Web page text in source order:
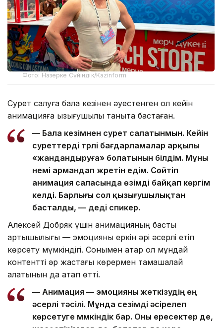
Фото: Назерке Сүйіндік/Kazinform
Сурет салуға бала кезінен әуестенген ол кейін
анимацияға қызығушылық таныта бастаған.
— Бала кезімнен сурет салатынмын. Кейін
суреттерді түрлі бағдарламалар арқылы
«жандандыруға» болатынын білдім. Мұны
үнемі армандап жүретін едім. Сөйтіп
анимация саласында өзімді байқап көргім
келді. Барлығы сол қызығушылықтан
басталды, — деді спикер.
Алексей Добряк үшін анимацияның басты
артықшылығы — эмоцияны еркін әрі әсерлі етіп
көрсету мүмкіндігі. Сонымен қатар ол мұндай
контентті әр жастағы көрермен тамашалай
алатынын да атап өтті.
— Анимация — эмоцияны жеткізудің ең
әсерлі тәсілі. Мұнда сезімді әсірелеп
көрсетуге мүмкіндік бар. Оны ересектер де,